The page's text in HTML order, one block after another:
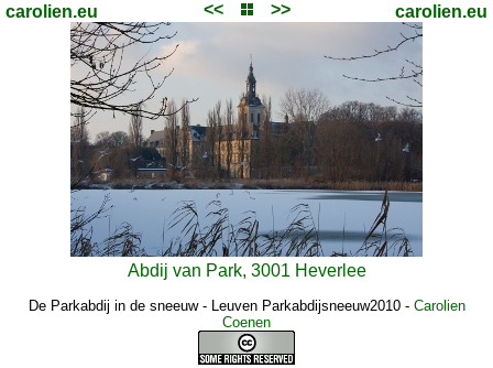
carolien.eu << >> carolien.eu
Abdij van Park, 3001 Heverlee
De Parkabdij in de sneeuw - Leuven Parkabdijsneeuw2010- Carolien
Coenen